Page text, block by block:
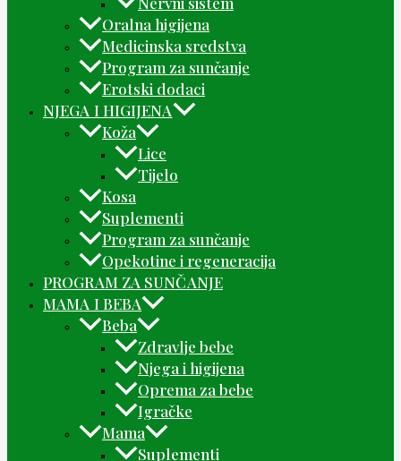
Oralna higijena
Medicinska sredstva
Program za sunčanje
Erotski dodaci
NJEGA I HIGIJENA
Koža
Lice
Tijelo
Kosa
Suplementi
Program za sunčanje
Opekotine i regeneracija
PROGRAM ZA SUNČANJE
MAMA I BEBA
Beba
Zdravlje bebe
Njega i higijena
Oprema za bebe
Igračke
Mama
Suplementi